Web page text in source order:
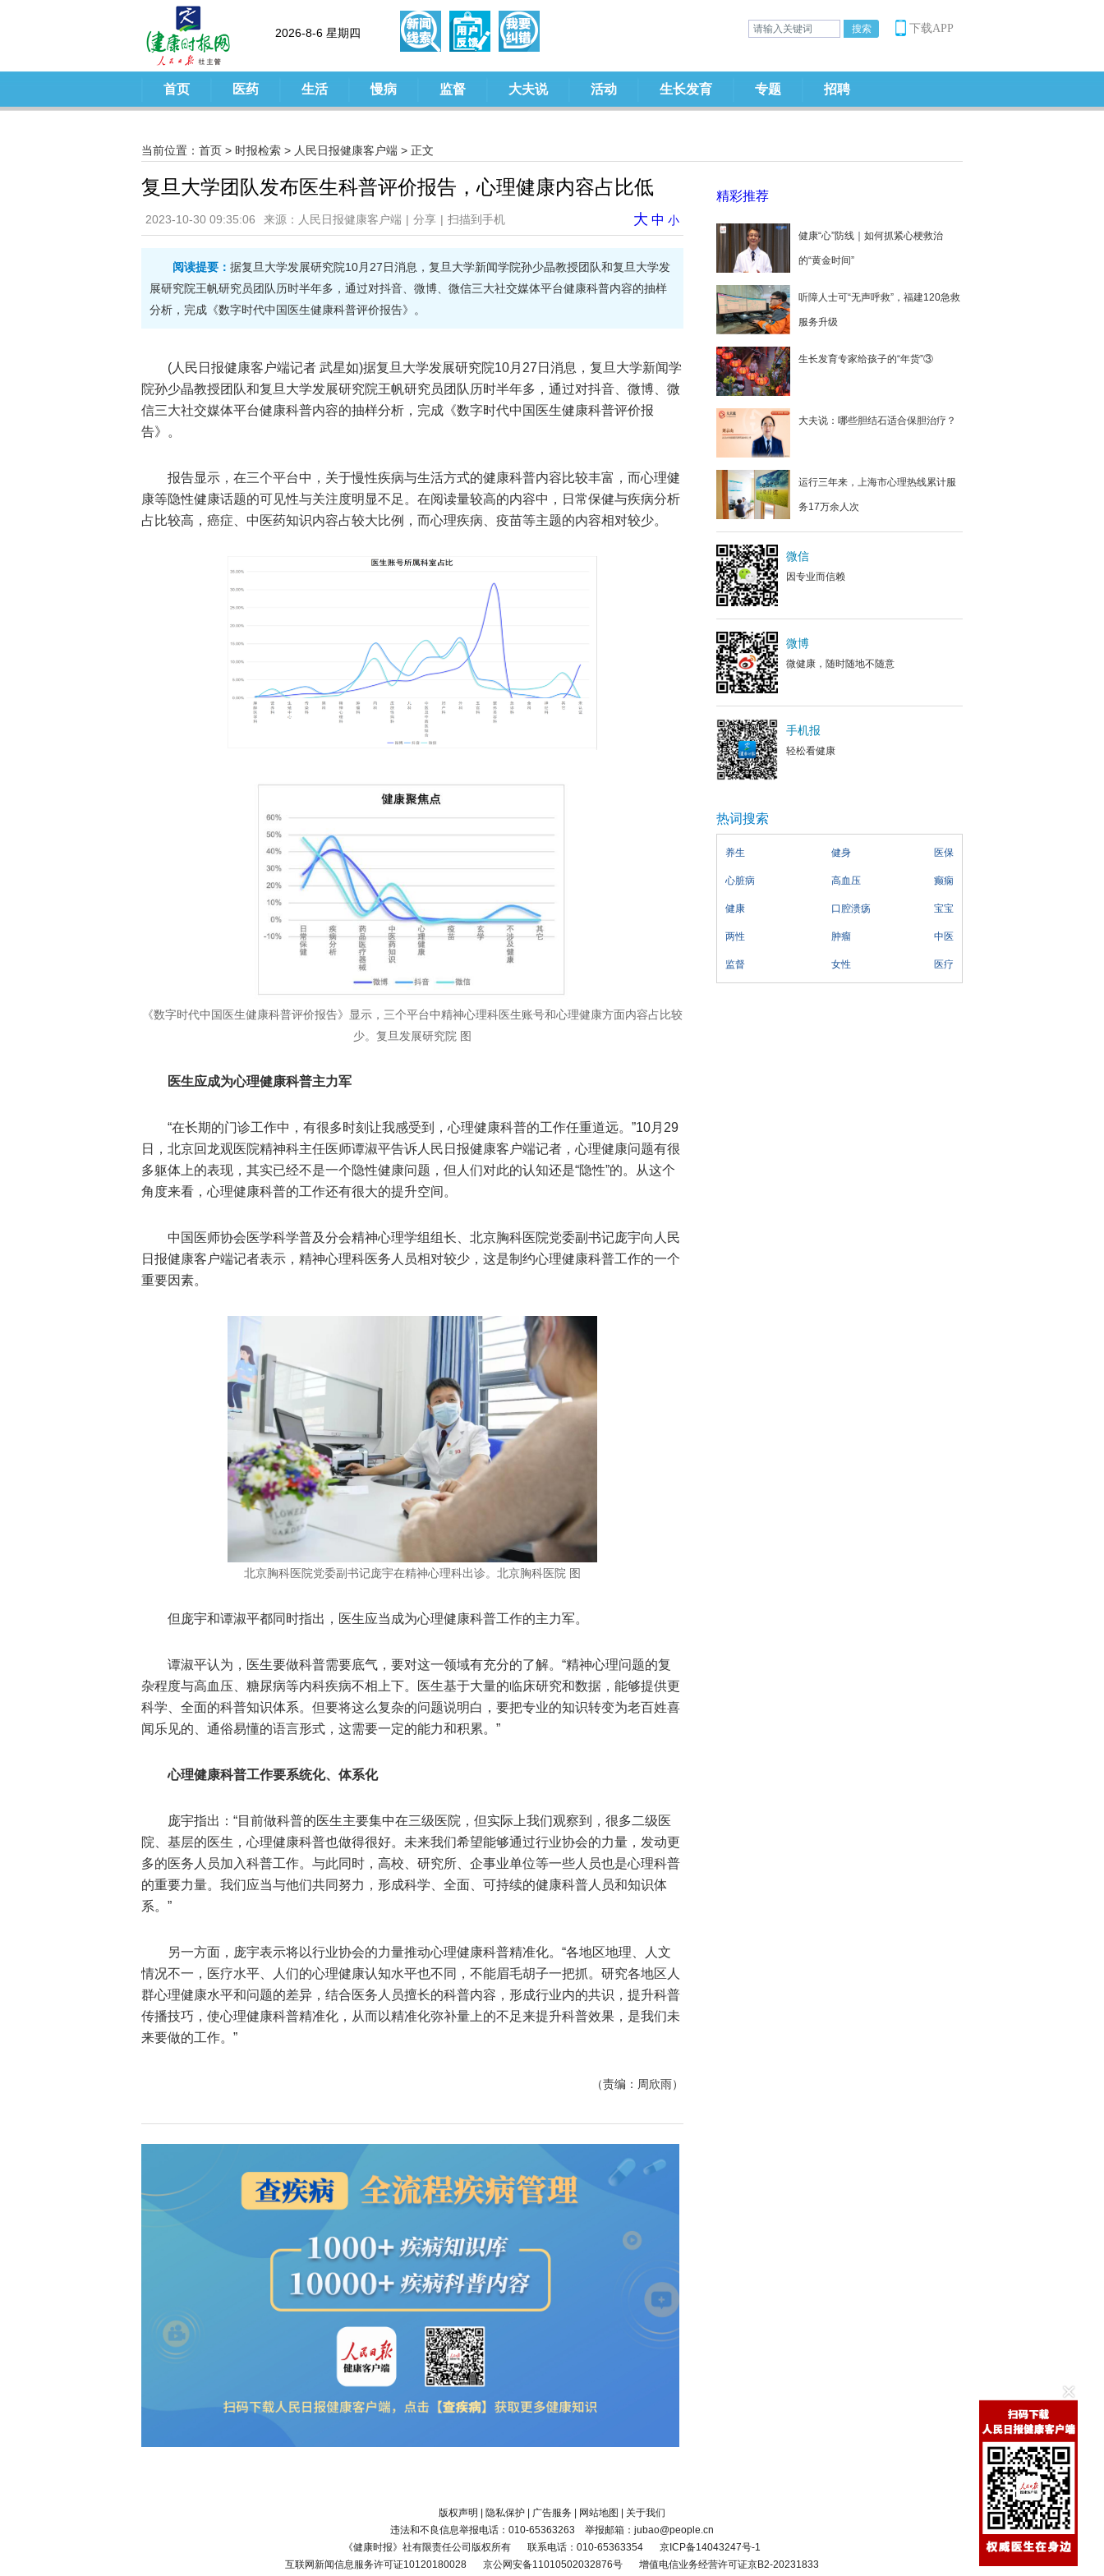
2026-8-6 星期四 下载APP
首页 医药 生活 慢病 监督 大夫说 活动 生长发育 专题 招聘
当前位置： 首页 > 时报检索 > 人民日报健康客户端 > 正文
复旦大学团队发布医生科普评价报告，心理健康内容占比低
2023-10-30 09:35:06 来源：人民日报健康客户端 | 分享 | 扫描到手机 大 中 小
阅读提要： 据复旦大学发展研究院10月27日消息，复旦大学新闻学院孙少晶教授团队和复旦大学发
展研究院王帆研究员团队历时半年多，通过对抖音、微博、微信三大社交媒体平台健康科普内容的抽样
分析，完成《数字时代中国医生健康科普评价报告》。
(人民日报健康客户端记者 武星如)据复旦大学发展研究院10月27日消息，复旦大学新闻学
院孙少晶教授团队和复旦大学发展研究院王帆研究员团队历时半年多，通过对抖音、微博、微
信三大社交媒体平台健康科普内容的抽样分析，完成《数字时代中国医生健康科普评价报
告》。
报告显示，在三个平台中，关于慢性疾病与生活方式的健康科普内容比较丰富，而心理健
康等隐性健康话题的可见性与关注度明显不足。在阅读量较高的内容中，日常保健与疾病分析
占比较高，癌症、中医药知识内容占较大比例，而心理疾病、疫苗等主题的内容相对较少。
《数字时代中国医生健康科普评价报告》显示，三个平台中精神心理科医生账号和心理健康方面内容占比较
少。复旦发展研究院 图
医生应成为心理健康科普主力军
“在长期的门诊工作中，有很多时刻让我感受到，心理健康科普的工作任重道远。”10月29
日，北京回龙观医院精神科主任医师谭淑平告诉人民日报健康客户端记者，心理健康问题有很
多躯体上的表现，其实已经不是一个隐性健康问题，但人们对此的认知还是“隐性”的。从这个
角度来看，心理健康科普的工作还有很大的提升空间。
中国医师协会医学科学普及分会精神心理学组组长、北京胸科医院党委副书记庞宇向人民
日报健康客户端记者表示，精神心理科医务人员相对较少，这是制约心理健康科普工作的一个
重要因素。
北京胸科医院党委副书记庞宇在精神心理科出诊。北京胸科医院 图
但庞宇和谭淑平都同时指出，医生应当成为心理健康科普工作的主力军。
谭淑平认为，医生要做科普需要底气，要对这一领域有充分的了解。“精神心理问题的复
杂程度与高血压、糖尿病等内科疾病不相上下。医生基于大量的临床研究和数据，能够提供更
科学、全面的科普知识体系。但要将这么复杂的问题说明白，要把专业的知识转变为老百姓喜
闻乐见的、通俗易懂的语言形式，这需要一定的能力和积累。”
心理健康科普工作要系统化、体系化
庞宇指出：“目前做科普的医生主要集中在三级医院，但实际上我们观察到，很多二级医
院、基层的医生，心理健康科普也做得很好。未来我们希望能够通过行业协会的力量，发动更
多的医务人员加入科普工作。与此同时，高校、研究所、企事业单位等一些人员也是心理科普
的重要力量。我们应当与他们共同努力，形成科学、全面、可持续的健康科普人员和知识体
系。”
另一方面，庞宇表示将以行业协会的力量推动心理健康科普精准化。“各地区地理、人文
情况不一，医疗水平、人们的心理健康认知水平也不同，不能眉毛胡子一把抓。研究各地区人
群心理健康水平和问题的差异，结合医务人员擅长的科普内容，形成行业内的共识，提升科普
传播技巧，使心理健康科普精准化，从而以精准化弥补量上的不足来提升科普效果，是我们未
来要做的工作。”
（责编：周欣雨）
精彩推荐
健康“心”防线｜如何抓紧心梗救治
的“黄金时间”
听障人士可“无声呼救”，福建120急救
服务升级
生长发育专家给孩子的“年货”③
大夫说：哪些胆结石适合保胆治疗？
运行三年来，上海市心理热线累计服
务17万余人次
微信
因专业而信赖
微博
微健康，随时随地不随意
手机报
轻松看健康
热词搜索
养生 健身 医保
心脏病 高血压 癫痫
健康 口腔溃疡 宝宝
两性 肿瘤 中医
监督 女性 医疗
版权声明 | 隐私保护 | 广告服务 | 网站地图 | 关于我们
违法和不良信息举报电话：010-65363263 举报邮箱：jubao@people.cn
《健康时报》社有限责任公司版权所有
联系电话：010-65363354
京ICP备14043247号-1
互联网新闻信息服务许可证10120180028
京公网安备11010502032876号
增值电信业务经营许可证京B2-20231833